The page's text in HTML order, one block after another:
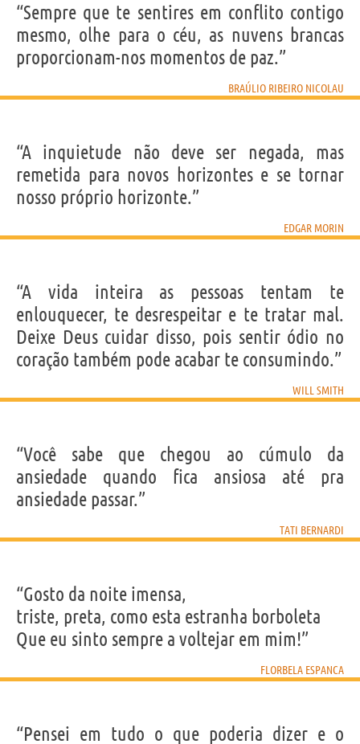
“Sempre que te sentires em conflito contigo
mesmo, olhe para o céu, as nuvens brancas
proporcionam-nos momentos de paz.”
BRAÚLIO RIBEIRO NICOLAU
“A inquietude não deve ser negada, mas
remetida para novos horizontes e se tornar
nosso próprio horizonte.”
EDGAR MORIN
“A vida inteira as pessoas tentam te
enlouquecer, te desrespeitar e te tratar mal.
Deixe Deus cuidar disso, pois sentir ódio no
coração também pode acabar te consumindo.”
WILL SMITH
“Você sabe que chegou ao cúmulo da
ansiedade quando fica ansiosa até pra
ansiedade passar.”
TATI BERNARDI
“Gosto da noite imensa,
triste, preta, como esta estranha borboleta
Que eu sinto sempre a voltejar em mim!”
FLORBELA ESPANCA
“Pensei em tudo o que poderia dizer e o